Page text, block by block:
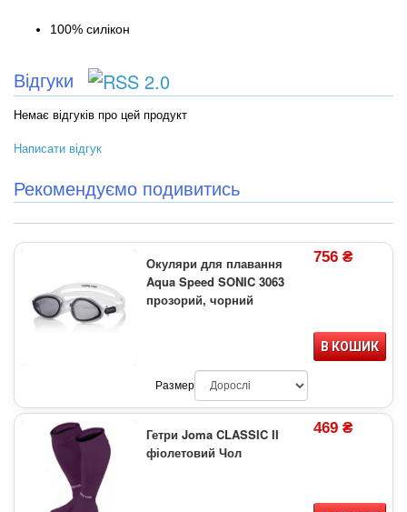
100% силікон
Відгуки
Немає відгуків про цей продукт
Написати відгук
Рекомендуємо подивитись
Окуляри для плавання
Aqua Speed SONIC 3063
прозорий, чорний
756 ₴
В КОШИК
Размер
Гетри Joma CLASSIC II
фіолетовий Чол
469 ₴